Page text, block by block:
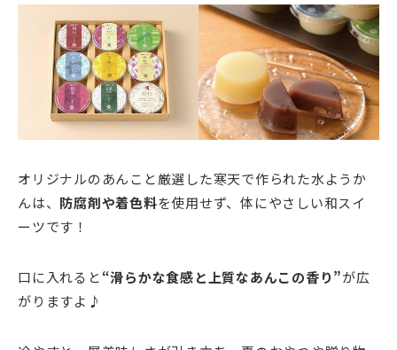
オリジナルのあんこと厳選した寒天で作られた水ようか
んは、 防腐剤や着色料を使用せず、体にやさしい和スイ
ーツです！
口に入れると“滑らかな食感と上質なあんこの香り”が広
がりますよ♪